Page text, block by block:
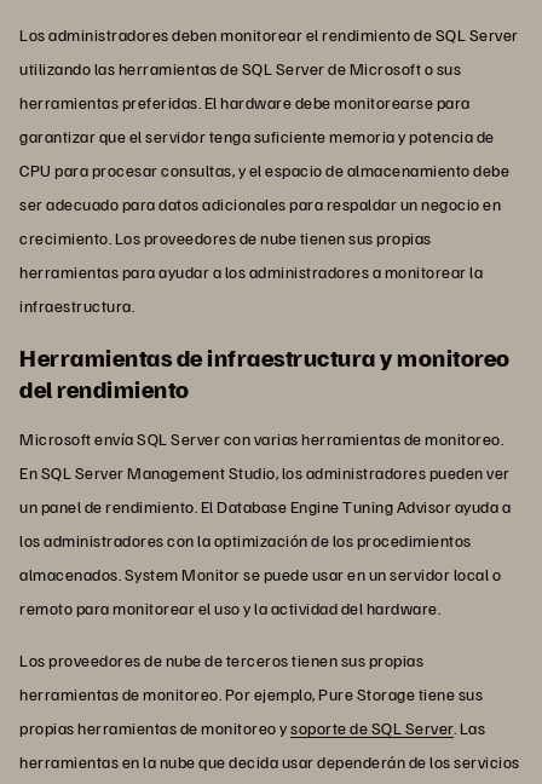
Los administradores deben monitorear el rendimiento de SQL Server
utilizando las herramientas de SQL Server de Microsoft o sus
herramientas preferidas. El hardware debe monitorearse para
garantizar que el servidor tenga suficiente memoria y potencia de
CPU para procesar consultas, y el espacio de almacenamiento debe
ser adecuado para datos adicionales para respaldar un negocio en
crecimiento. Los proveedores de nube tienen sus propias
herramientas para ayudar a los administradores a monitorear la
infraestructura.
Herramientas de infraestructura y monitoreo
del rendimiento
Microsoft envía SQL Server con varias herramientas de monitoreo.
En SQL Server Management Studio, los administradores pueden ver
un panel de rendimiento. El Database Engine Tuning Advisor ayuda a
los administradores con la optimización de los procedimientos
almacenados. System Monitor se puede usar en un servidor local o
remoto para monitorear el uso y la actividad del hardware.
Los proveedores de nube de terceros tienen sus propias
herramientas de monitoreo. Por ejemplo, Pure Storage tiene sus
propias herramientas de monitoreo ysoporte de SQL Server. Las
herramientas en la nube que decida usar dependerán de los servicios